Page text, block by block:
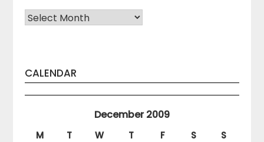
Arhiva
CALENDAR
December 2009
M T W T F S
S